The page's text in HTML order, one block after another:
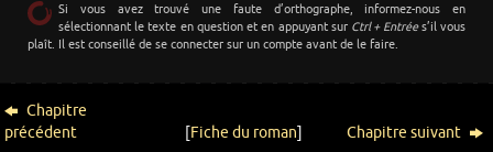
Si vous avez trouvé une faute d’orthographe, informez-nous en
sélectionnant le texte en question et en appuyant sur Ctrl + Entrées’il vous
plaît. Il est conseillé de se connecter sur un compte avant de le faire.
Chapitre
précédent
[Fiche du roman] Chapitre suivant